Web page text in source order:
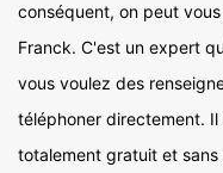
conséquent, on peut
Franck. C'est un expert
vous voulez des
téléphoner directement.
totalement gratuit et